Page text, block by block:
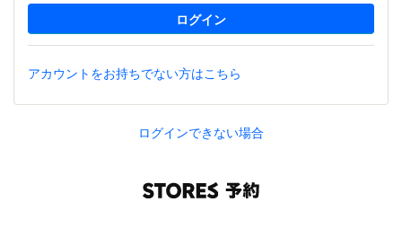
アカウントをお持ちでない方はこちら
ログインできない場合